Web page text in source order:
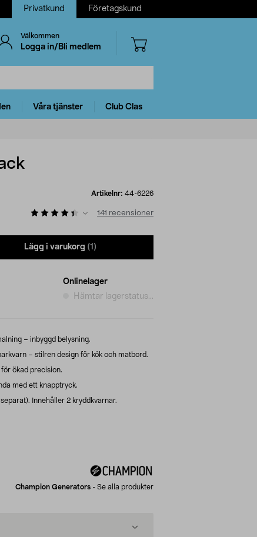
Privatkund Företagskund
Välkommen
Logga in/Bli medlem
Våra tjänster Club Clas
Artikelnr: 44-6226
141 recensioner
Lägg i varukorg (1)
Onlinelager
Hämtar lagerstatus...
– inbyggd belysning.
– stilren design för kök och matbord.
ökad precision.
med ett knapptryck.
Innehåller 2 kryddkvarnar.
Champion Generators - Se alla produkter